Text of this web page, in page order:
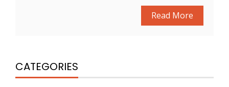
Read More
CATEGORIES